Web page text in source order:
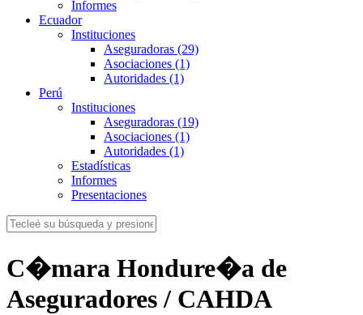
Informes
Ecuador
Instituciones
Aseguradoras (29)
Asociaciones (1)
Autoridades (1)
Perú
Instituciones
Aseguradoras (19)
Asociaciones (1)
Autoridades (1)
Estadísticas
Informes
Presentaciones
C�mara Hondure�a de
Aseguradores / CAHDA